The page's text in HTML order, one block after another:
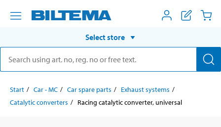
Select store
Start Car - MC Car spare parts
Exhaust systems
Catalytic converters
Racing catalytic converter, universal